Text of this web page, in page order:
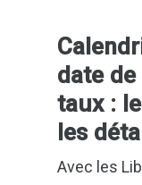
date
taux :
les
Avec les